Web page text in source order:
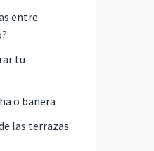
entre
tu
o bañera
las terrazas